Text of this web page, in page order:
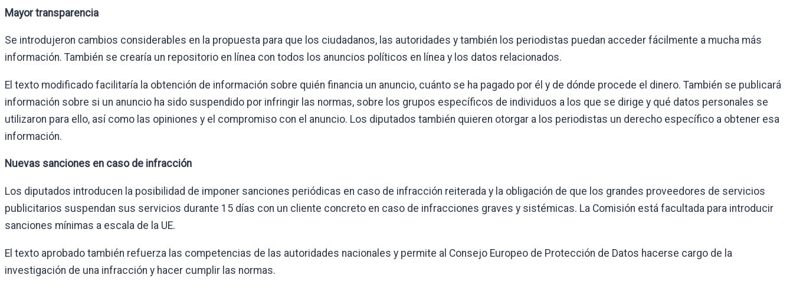
Mayor transparencia
Se introdujeron cambios considerables en la propuesta para que los ciudadanos, las autoridades y también los periodistas puedan acceder fácilmente a mucha más
información. También se crearía un repositorio en línea con todos los anuncios políticos en línea y los datos relacionados.
El texto modificado facilitaría la obtención de información sobre quién financia un anuncio, cuánto se ha pagado por él y de dónde procede el dinero. También se publicará
información sobre si un anuncio ha sido suspendido por infringir las normas, sobre los grupos específicos de individuos a los que se dirige y qué datos personales se
utilizaron para ello, así como las opiniones y el compromiso con el anuncio. Los diputados también quieren otorgar a los periodistas un derecho específico a obtener esa
información.
Nuevas sanciones en caso de infracción
Los diputados introducen la posibilidad de imponer sanciones periódicas en caso de infracción reiterada y la obligación de que los grandes proveedores de servicios
publicitarios suspendan sus servicios durante 15 días con un cliente concreto en caso de infracciones graves y sistémicas. La Comisión está facultada para introducir
sanciones mínimas a escala de la UE.
El texto aprobado también refuerza las competencias de las autoridades nacionales y permite al Consejo Europeo de Protección de Datos hacerse cargo de la
investigación de una infracción y hacer cumplir las normas.